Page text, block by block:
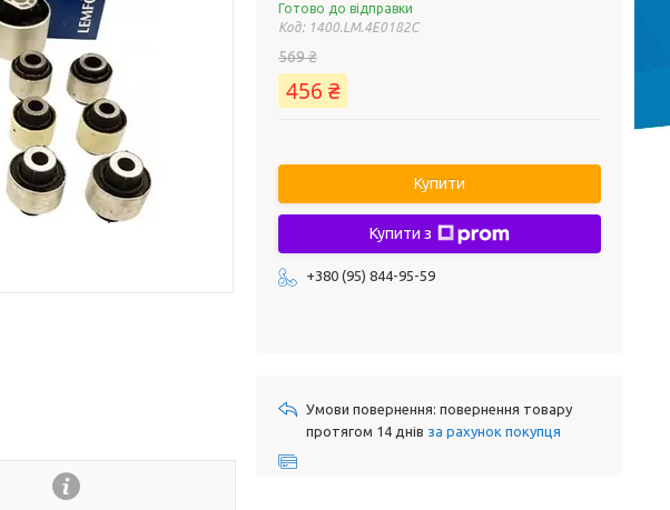
Готово до відправки
Код: 1400.LM.4E0182C
569 ₴
456 ₴
Купити
Купити з
+380 (95) 844-95-59
повернення товару
протягом 14 днів за рахунок покупця